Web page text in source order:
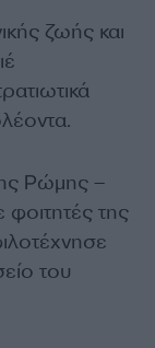
ζωής και
Ρώμης –
της
του